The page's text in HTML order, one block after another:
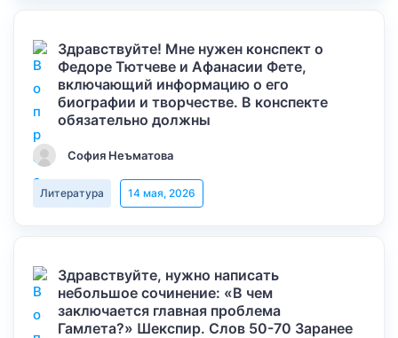
Здравствуйте! Мне нужен конспект о
Федоре Тютчеве и Афанасии Фете,
включающий информацию о его
биографии и творчестве. В конспекте
обязательно должны
София Неъматова
Литература 14 мая, 2026
Здравствуйте, нужно написать
небольшое сочинение: «В чем
заключается главная проблема
Гамлета?» Шекспир. Слов 50-70 Заранее